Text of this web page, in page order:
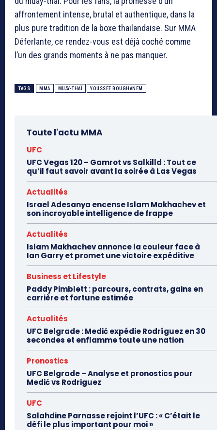
affrontement intense, brutal et authentique, dans la
plus pure tradition de la boxe thaïlandaise. Sur MMA
Déferlante, ce rendez-vous est déjà coché comme
l’un des grands moments à ne pas manquer.
TAGS MMA MUAY-THAÏ YOUSSEF BOUGHANEM
Toute l'actu MMA
UFC
UFC Vegas 120 – Gamrot vs Salkilld : Tout ce
qu’il faut savoir avant la soirée à Las Vegas
Actualités
Israel Adesanya encense Islam Makhachev et
son incroyable intelligence de frappe
Actualités
Islam Makhachev annonce la couleur face à
Ian Garry et promet une victoire expéditive
Business et Lifestyle
Paddy Pimblett : parcours, contrats, gains en
carrière et fortune estimée
Actualités
UFC Belgrade : Medić expédie Rodríguez en 30
secondes et enflamme toute une nation
Pronostics
UFC Belgrade – Analyse et pronostics pour
Medić vs Rodriguez
UFC
Salahdine Parnasse rejoint l’UFC : « C’était le
défi le plus important pour moi »